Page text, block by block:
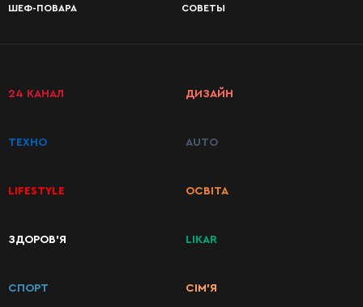
ШЕФ-ПОВАРА СОВЕТЫ
24 КАНАЛ
ТЕХНО
LIFESTYLE
ЗДОРОВ’Я
СПОРТ
ДИЗАЙН
AUTO
ОСВІТА
LIKAR
СІМ’Я